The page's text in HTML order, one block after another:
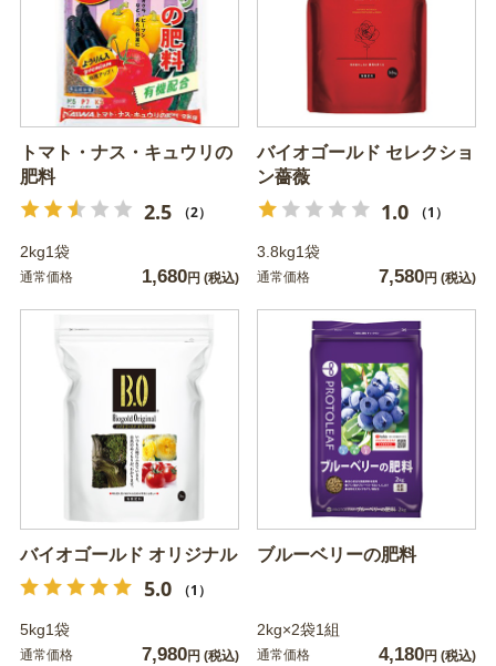
トマト・ナス・キュウリの
肥料
2.5 （2）
2kg1袋
通常価格 1,680円 (税込)
バイオゴールド セレクショ
ン薔薇
1.0 （1）
3.8kg1袋
通常価格 7,580円 (税込)
バイオゴールド オリジナル
5.0 （1）
5kg1袋
通常価格 7,980円 (税込)
ブルーベリーの肥料
2kg×2袋1組
通常価格 4,180円 (税込)